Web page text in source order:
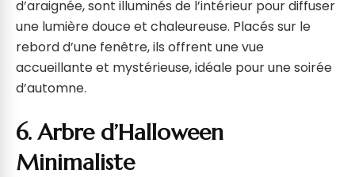
d’araignée, sont illuminés de l’intérieur pour diffuser
une lumière douce et chaleureuse. Placés sur le
rebord d’une fenêtre, ils offrent une vue
accueillante et mystérieuse, idéale pour une soirée
d’automne.
6. Arbre d’Halloween
Minimaliste